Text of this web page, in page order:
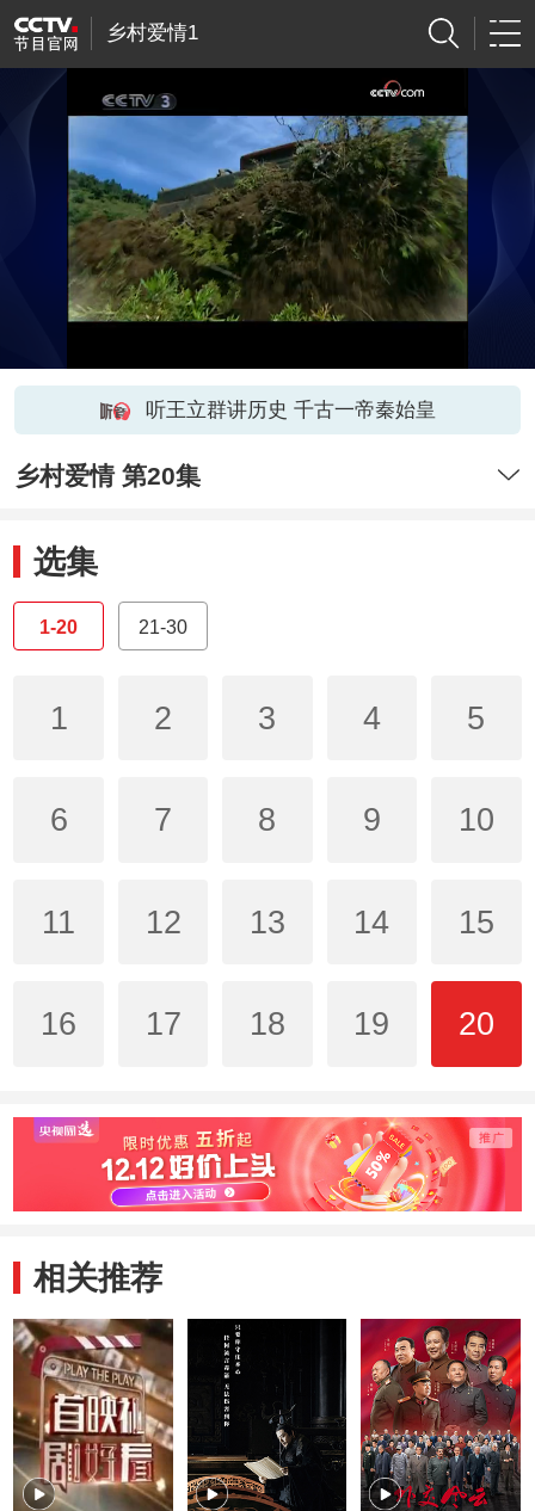
乡村爱情1
听王立群讲历史 千古一帝秦始皇
乡村爱情 第20集
选集
1-20 21-30
1 2 3 4 5
6 7 8 9 10
11 12 13 14 15
16 17 18 19 20
相关推荐